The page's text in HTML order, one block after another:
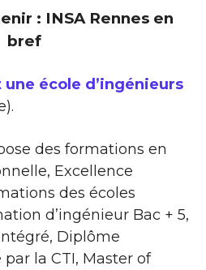
: INSA Rennes en
bref
une école d’ingénieurs
des formations en
Excellence
des écoles
d’ingénieur Bac + 5,
Diplôme
la CTI, Master of